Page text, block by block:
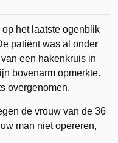
op het laatste ogenblik
patiënt was al onder
een hakenkruis in
bovenarm opmerkte.
overgenomen.
de vrouw van de 36
man niet opereren,